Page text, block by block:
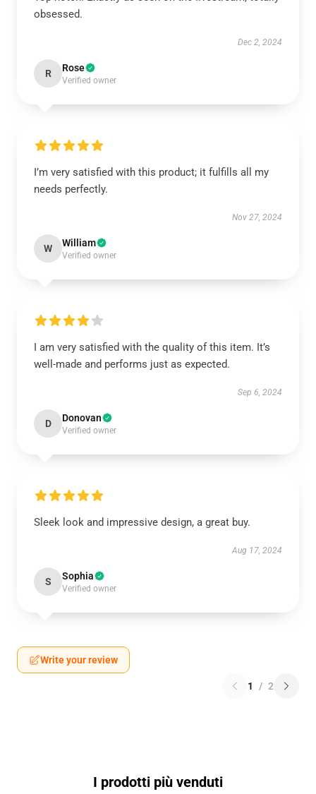
obsessed.
Dec 2, 2024
R Rose
Verified owner
I’m very satisfied with this product; it fulfills all my
needs perfectly.
Nov 27, 2024
W William
Verified owner
I am very satisfied with the quality of this item. It’s
well-made and performs just as expected.
Sep 6, 2024
D Donovan
Verified owner
Sleek look and impressive design, a great buy.
Aug 17, 2024
S Sophia
Verified owner
Write your review
1 / 2
I prodotti più venduti